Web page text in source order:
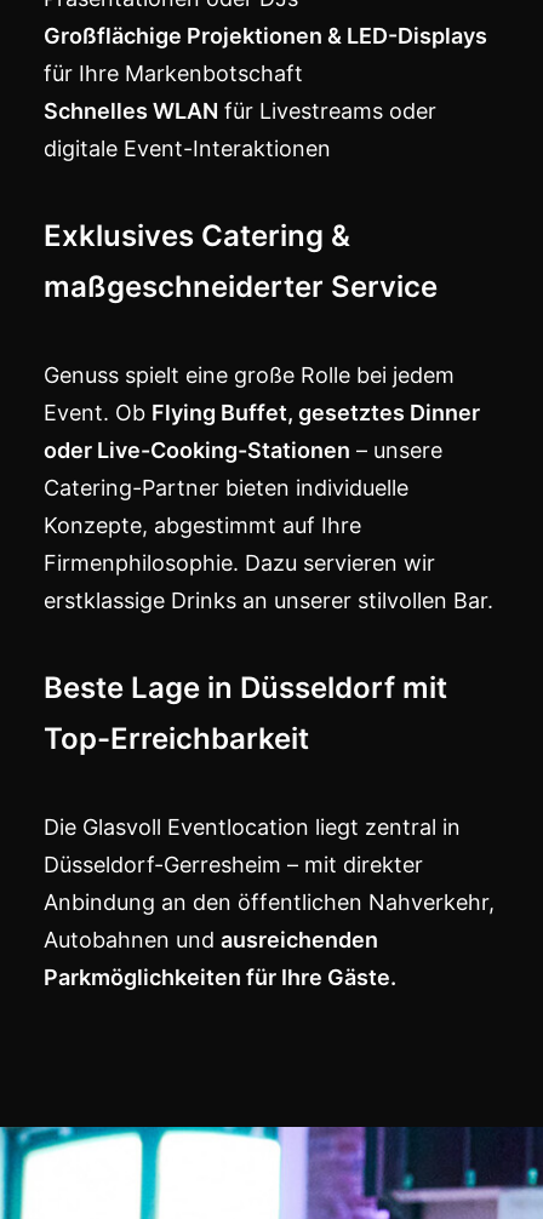
Großflächige Projektionen & LED-Displays
für Ihre Markenbotschaft
Schnelles WLAN für Livestreams oder
digitale Event-Interaktionen
Exklusives Catering &
maßgeschneiderter Service
Genuss spielt eine große Rolle bei jedem
Event. Ob Flying Buffet, gesetztes Dinner
oder Live-Cooking-Stationen – unsere
Catering-Partner bieten individuelle
Konzepte, abgestimmt auf Ihre
Firmenphilosophie. Dazu servieren wir
erstklassige Drinks an unserer stilvollen Bar.
Beste Lage in Düsseldorf mit
Top-Erreichbarkeit
Die Glasvoll Eventlocation liegt zentral in
Düsseldorf-Gerresheim – mit direkter
Anbindung an den öffentlichen Nahverkehr,
Autobahnen und ausreichenden
Parkmöglichkeiten für Ihre Gäste.